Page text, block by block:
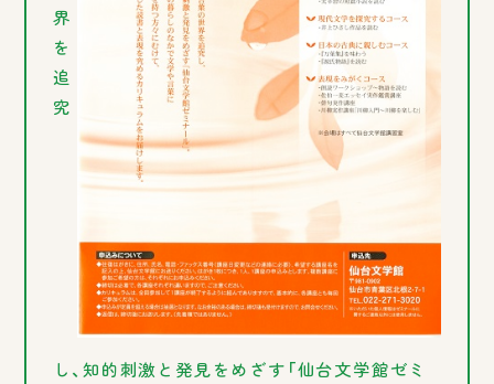
界
を
追
究
し、知的刺激と発見をめざす「仙台文学館ゼミ